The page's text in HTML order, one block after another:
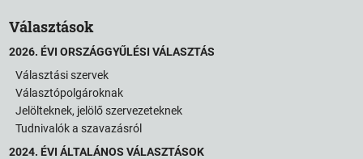
Választások
2026. ÉVI ORSZÁGGYŰLÉSI VÁLASZTÁS
Választási szervek
Választópolgároknak
Jelölteknek, jelölő szervezeteknek
Tudnivalók a szavazásról
2024. ÉVI ÁLTALÁNOS VÁLASZTÁSOK